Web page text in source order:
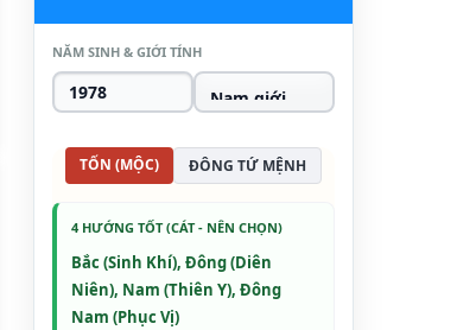
NĂM SINH & GIỚI TÍNH
TỐN (MỘC) ĐÔNG TỨ MỆNH
4 HƯỚNG TỐT (CÁT - NÊN CHỌN)
Bắc (Sinh Khí), Đông (Diên
Niên), Nam (Thiên Y), Đông
Nam (Phục Vị)